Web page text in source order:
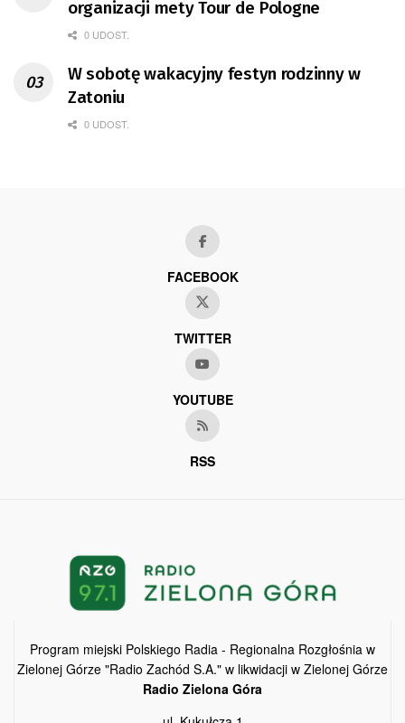
organizacji mety Tour de Pologne
0 UDOST.
W sobotę wakacyjny festyn rodzinny w
Zatoniu
0 UDOST.
FACEBOOK
TWITTER
YOUTUBE
RSS
Program miejski Polskiego Radia - Regionalna Rozgłośnia w
Zielonej Górze "Radio Zachód S.A." w likwidacji w Zielonej Górze
Radio Zielona Góra